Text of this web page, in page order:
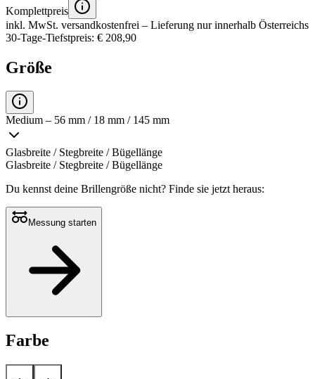
Komplettpreis
inkl. MwSt. versandkostenfrei – Lieferung nur innerhalb Österreichs
30-Tage-Tiefstpreis: € 208,90
Größe
Medium – 56 mm / 18 mm / 145 mm
Glasbreite / Stegbreite / Bügellänge
Glasbreite / Stegbreite / Bügellänge
Du kennst deine Brillengröße nicht? Finde sie jetzt heraus:
Messung starten
Farbe